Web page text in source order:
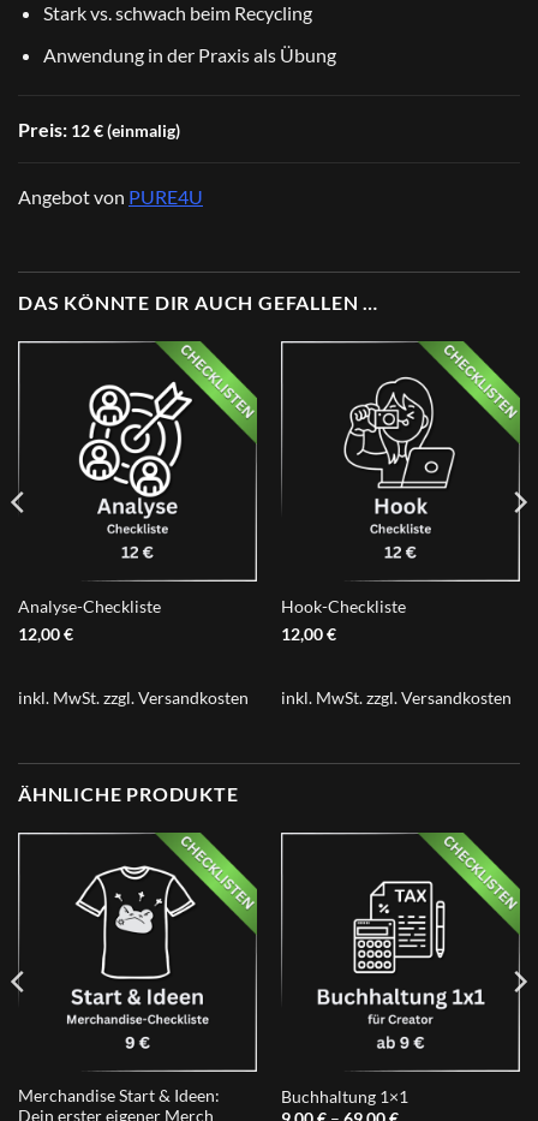
Stark vs. schwach beim Recycling
Anwendung in der Praxis als Übung
Preis: 12 € (einmalig)
Angebot von PURE4U
DAS KÖNNTE DIR AUCH GEFALLEN …
Analyse-Checkliste
12,00€
inkl. MwSt.zzgl.Versandkosten
Hook-Checkliste
12,00€
inkl. MwSt.zzgl.Versandkosten
ÄHNLICHE PRODUKTE
Merchandise Start & Ideen:
Dein erster eigener Merch
Buchhaltung 1×1